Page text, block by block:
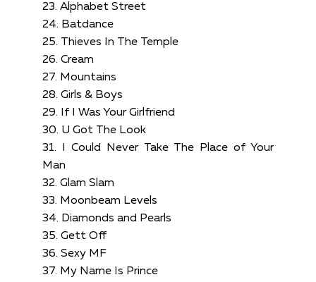
23. Alphabet Street
24. Batdance
25. Thieves In The Temple
26. Cream
27. Mountains
28. Girls & Boys
29. If I Was Your Girlfriend
30. U Got The Look
31. I Could Never Take The Place of Your
Man
32. Glam Slam
33. Moonbeam Levels
34. Diamonds and Pearls
35. Gett Off
36. Sexy MF
37. My Name Is Prince